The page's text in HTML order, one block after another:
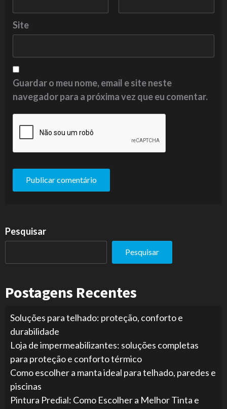
Site
Guardar o meu nome, email e site neste
navegador para a próxima vez que eu comentar.
Pesquisar
Pesquisar
Postagens Recentes
Soluções para telhado: proteção, conforto e
durabilidade
Loja de impermeabilizantes: soluções completas
para proteção e conforto térmico
Como escolher a manta ideal para telhado, paredes e
piscinas
Pintura Predial: Como Escolher a Melhor Tinta e